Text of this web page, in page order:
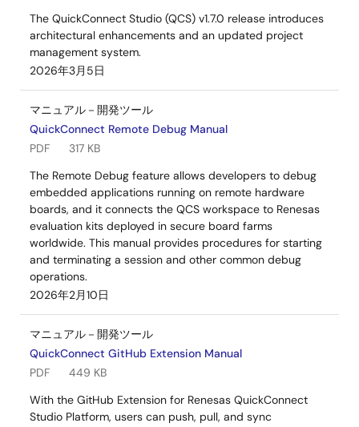
The QuickConnect Studio (QCS) v1.7.0 release introduces
architectural enhancements and an updated project
management system.
2026年3月5日
マニュアル－開発ツール
QuickConnect Remote Debug Manual
PDF
317 KB
The Remote Debug feature allows developers to debug
embedded applications running on remote hardware
boards, and it connects the QCS workspace to Renesas
evaluation kits deployed in secure board farms
worldwide. This manual provides procedures for starting
and terminating a session and other common debug
operations.
2026年2月10日
マニュアル－開発ツール
QuickConnect GitHub Extension Manual
PDF
449 KB
With the GitHub Extension for Renesas QuickConnect
Studio Platform, users can push, pull, and sync